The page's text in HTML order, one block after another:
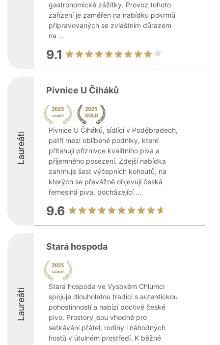
gastronomické zážitky. Provoz tohoto
zařízení je zaměřen na nabídku pokrmů
připravovaných se zvláštním důrazem
na ...
9.1
Laureáti
Pivnice U Čiháků
Pivnice U Čiháků, sídlící v Poděbradech,
patří mezi oblíbené podniky, které
přitahují příznivce kvalitního piva a
příjemného posezení. Zdejší nabídka
zahrnuje šest výčepních kohoutů, na
kterých se převážně objevují česká
řemeslná piva, pocházející ...
9.6
Laureáti
Stará hospoda
Stará hospoda ve Vysokém Chlumci
spojuje dlouholetou tradici s autentickou
pohostinností a nabízí poctivé české
pivo. Prostory jsou vhodné pro
setkávání přátel, rodiny i náhodných
hostů v útulném prostředí. K běžné